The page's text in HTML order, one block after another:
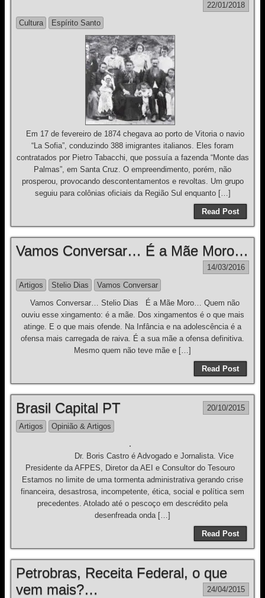
22/01/2018
Cultura
Espírito Santo
Em 17 de fevereiro de 1874 chegava ao porto de Vitoria o navio
“La Sofia”, conduzindo 388 imigrantes italianos. Eles foram
contratados por Pietro Tabacchi, que possuía a fazenda “Monte das
Palmas”, em Santa Cruz. O empreendimento, porém, não
prosperou, provocando descontentamentos e revoltas. Um grupo
seguiu para colônias oficiais da Região Sul enquanto […]
Read Post
Vamos Conversar… É a Mãe Moro…
14/03/2016
Artigos
Stelio Dias
Vamos Conversar
Vamos Conversar… Stelio Dias É a Mãe Moro… Quem não
ouviu esse xingamento: é a mãe. Dos xingamentos é o que mais
atinge. E o que mais ofende. Na Infância e na adolescência é a
ofensa mais carregada de raiva. É a sua mãe a ofensa definitiva.
Mesmo quem não teve mãe e […]
Read Post
Brasil Capital PT 20/10/2015
Artigos Opinião & Artigos
Dr. Boris Castro é Advogado e Jornalista. Vice
Presidente da AFPES, Diretor da AEI e Consultor do Tesouro
Estamos no limite de uma tormenta administrativa gerando crise
financeira, desastrosa, incompetente, ética, social e política sem
precedentes. Atolado até o pescoço em descrédito pela
desenfreada onda […]
Read Post
Petrobras, Receita Federal, o que
vem mais?…
24/04/2015